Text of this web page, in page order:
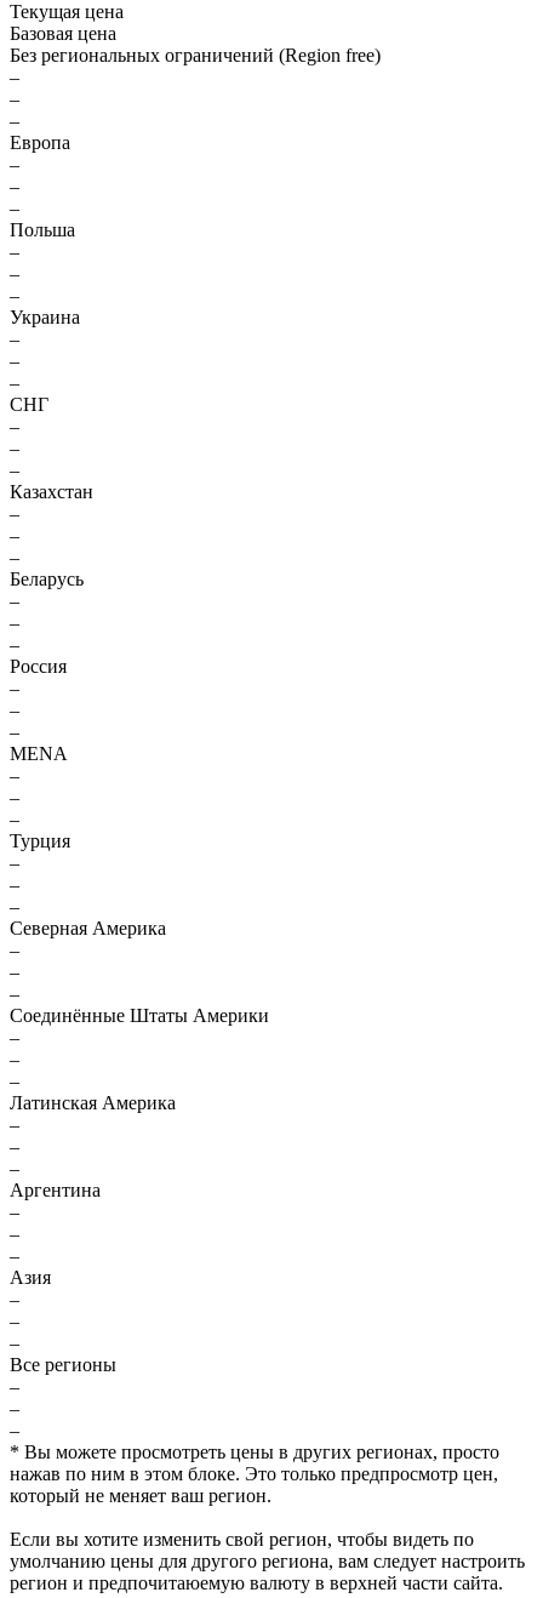
Текущая цена
Базовая цена
Без региональных ограничений (Region free)
–
–
–
Европа
–
–
–
Польша
–
–
–
Украина
–
–
–
СНГ
–
–
–
Казахстан
–
–
–
Беларусь
–
–
–
Россия
–
–
–
MENA
–
–
–
Турция
–
–
–
Северная Америка
–
–
–
Соединённые Штаты Америки
–
–
–
Латинская Америка
–
–
–
Аргентина
–
–
–
Азия
–
–
–
Все регионы
–
–
–
* Вы можете просмотреть цены в других регионах, просто
нажав по ним в этом блоке. Это только предпросмотр цен,
который не меняет ваш регион.
Если вы хотите изменить свой регион, чтобы видеть по
умолчанию цены для другого региона, вам следует настроить
регион и предпочитаюемую валюту в верхней части сайта.